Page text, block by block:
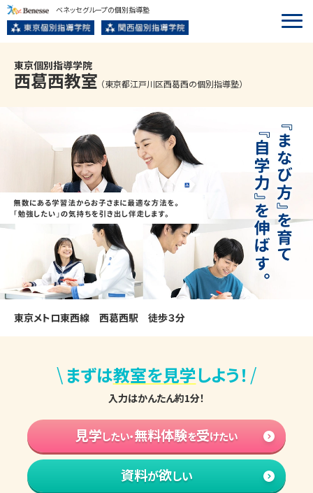
ベネッセグループの個別指導塾
東京個別指導学院
西葛西教室 （東京都江戸川区西葛西の個別指導塾）
東京メトロ東西線　西葛西駅　徒歩３分
\ まずは教室を見学しよう！ /
入力はかんたん約1分！
見学したい・無料体験を受けたい
資料が欲しい